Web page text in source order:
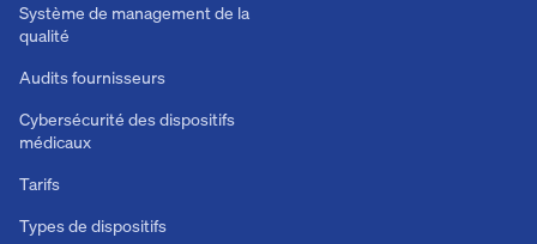
Système de management de la
qualité
Audits fournisseurs
Cybersécurité des dispositifs
médicaux
Tarifs
Types de dispositifs